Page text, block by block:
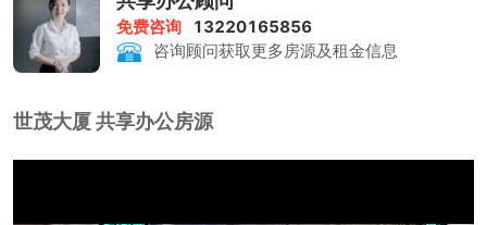
免费咨询
13220165856
咨询顾问获取更多房源及租金信息
世茂大厦 共享办公房源